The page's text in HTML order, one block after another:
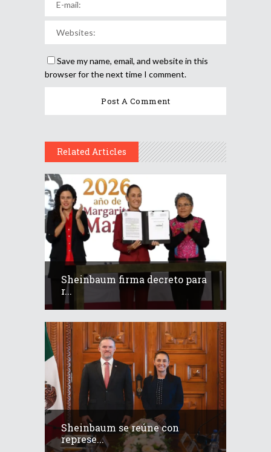
Save my name, email, and website in this
browser for the next time I comment.
Related Articles
Sheinbaum firma decreto para
r...
Sheinbaum se reúne con
represe...